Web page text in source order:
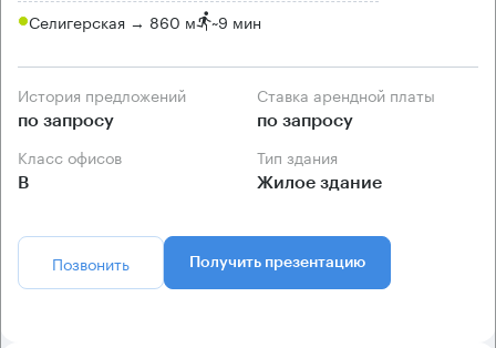
Селигерская → 860 м ~9 мин
История предложений
по запросу
Ставка арендной платы
по запросу
Класс офисов
B
Тип здания
Жилое здание
Позвонить Получить презентацию